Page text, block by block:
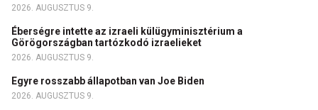
2026. AUGUSZTUS 9.
Éberségre intette az izraeli külügyminisztérium a
Görögországban tartózkodó izraelieket
2026. AUGUSZTUS 9.
Egyre rosszabb állapotban van Joe Biden
2026. AUGUSZTUS 9.